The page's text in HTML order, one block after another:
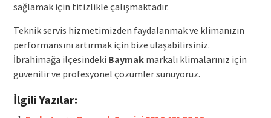
sağlamak için titizlikle çalışmaktadır.
Teknik servis hizmetimizden faydalanmak ve klimanızın
performansını artırmak için bize ulaşabilirsiniz.
İbrahimağa ilçesindeki Baymakmarkalı klimalarınız için
güvenilir ve profesyonel çözümler sunuyoruz.
İlgili Yazılar: